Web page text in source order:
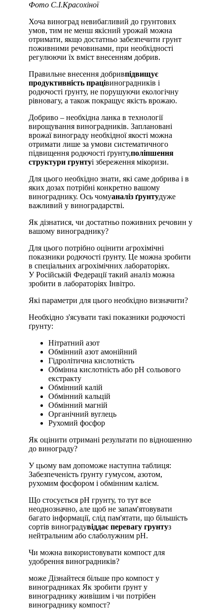
Фото С.І.Красохіної
Хоча виноград невибагливий до грунтових
умов, тим не менш якісний урожай можна
отримати, якщо достатньо забезпечити грунт
поживними речовинами, при необхідності
регулюючи їх вміст внесенням добрив.
Правильне внесення добривпідвищує
продуктивність працівиноградників і
родючості ґрунту, не порушуючи екологічну
рівновагу, а також покращує якість врожаю.
Добриво – необхідна ланка в технології
вирощування виноградників. Заплановані
врожаї винограду необхідної якості можна
отримати лише за умови систематичного
підвищення родючості ґрунту,поліпшення
структури грунтуі збереження мікоризи.
Для цього необхідно знати, які саме добрива і в
яких дозах потрібні конкретно вашому
винограднику. Ось чомуаналіз ґрунтудуже
важливий у виноградарстві.
Як дізнатися, чи достатньо поживних речовин у
вашому винограднику?
Для цього потрібно оцінити агрохімічні
показники родючості ґрунту. Це можна зробити
в спеціальних агрохімічних лабораторіях.
У Російській Федерації такий аналіз можна
зробити в лабораторіях Інвітро.
Які параметри для цього необхідно визначити?
Необхідно з'ясувати такі показники родючості
ґрунту:
Нітратний азот
Обмінний азот амонійний
Гідролітична кислотність
Обмінна кислотність або pH сольового
екстракту
Обмінний калій
Обмінний кальцій
Обмінний магній
Органічний вуглець
Рухомий фосфор
Як оцінити отримані результати по відношенню
до винограду?
У цьому вам допоможе наступна таблиця:
Забезпеченість ґрунту гумусом, азотом,
рухомим фосфором і обмінним калієм.
Що стосується pH грунту, то тут все
неоднозначно, але щоб не запам'ятовувати
багато інформації, слід пам'ятати, що більшість
сортів виноградувіддає перевагу грунтуз
нейтральним або слаболужним pH.
Чи можна використовувати компост для
удобрення виноградників?
може Дізнайтеся більше про компост у
виноградниках Як зробити ґрунт у
винограднику живішим і чи потрібен
винограднику компост?